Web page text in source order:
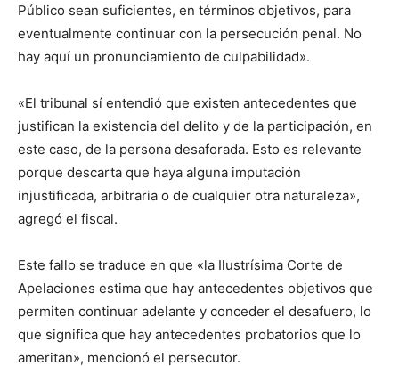
Público sean suficientes, en términos objetivos, para
eventualmente continuar con la persecución penal. No
hay aquí un pronunciamiento de culpabilidad».
«El tribunal sí entendió que existen antecedentes que
justifican la existencia del delito y de la participación, en
este caso, de la persona desaforada. Esto es relevante
porque descarta que haya alguna imputación
injustificada, arbitraria o de cualquier otra naturaleza»,
agregó el fiscal.
Este fallo se traduce en que «la Ilustrísima Corte de
Apelaciones estima que hay antecedentes objetivos que
permiten continuar adelante y conceder el desafuero, lo
que significa que hay antecedentes probatorios que lo
ameritan», mencionó el persecutor.